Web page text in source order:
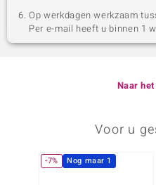
Op werkdagen werkzaam
Per e-mail heeft u binnen 1
Naar
Voor u
-7% Nog maar 1